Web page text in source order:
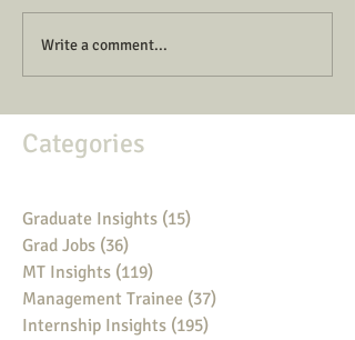
Write a comment...
Categories
Graduate Insights (15)
Grad Jobs (36)
MT Insights (119)
Management Trainee (37)
Internship Insights (195)